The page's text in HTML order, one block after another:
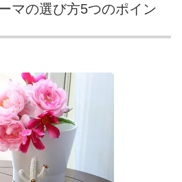
マの選び方5つのポイン